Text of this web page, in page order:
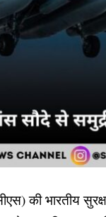
की भारतीय